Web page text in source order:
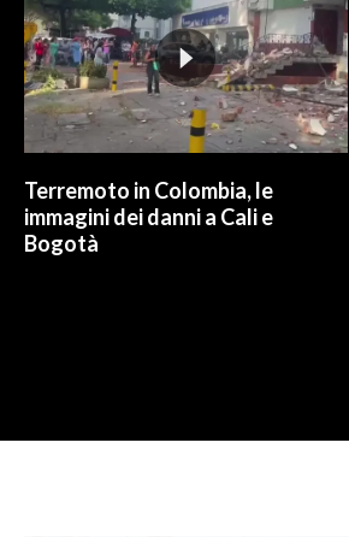
Terremoto in Colombia, le
immagini dei danni a Cali e
Bogotà